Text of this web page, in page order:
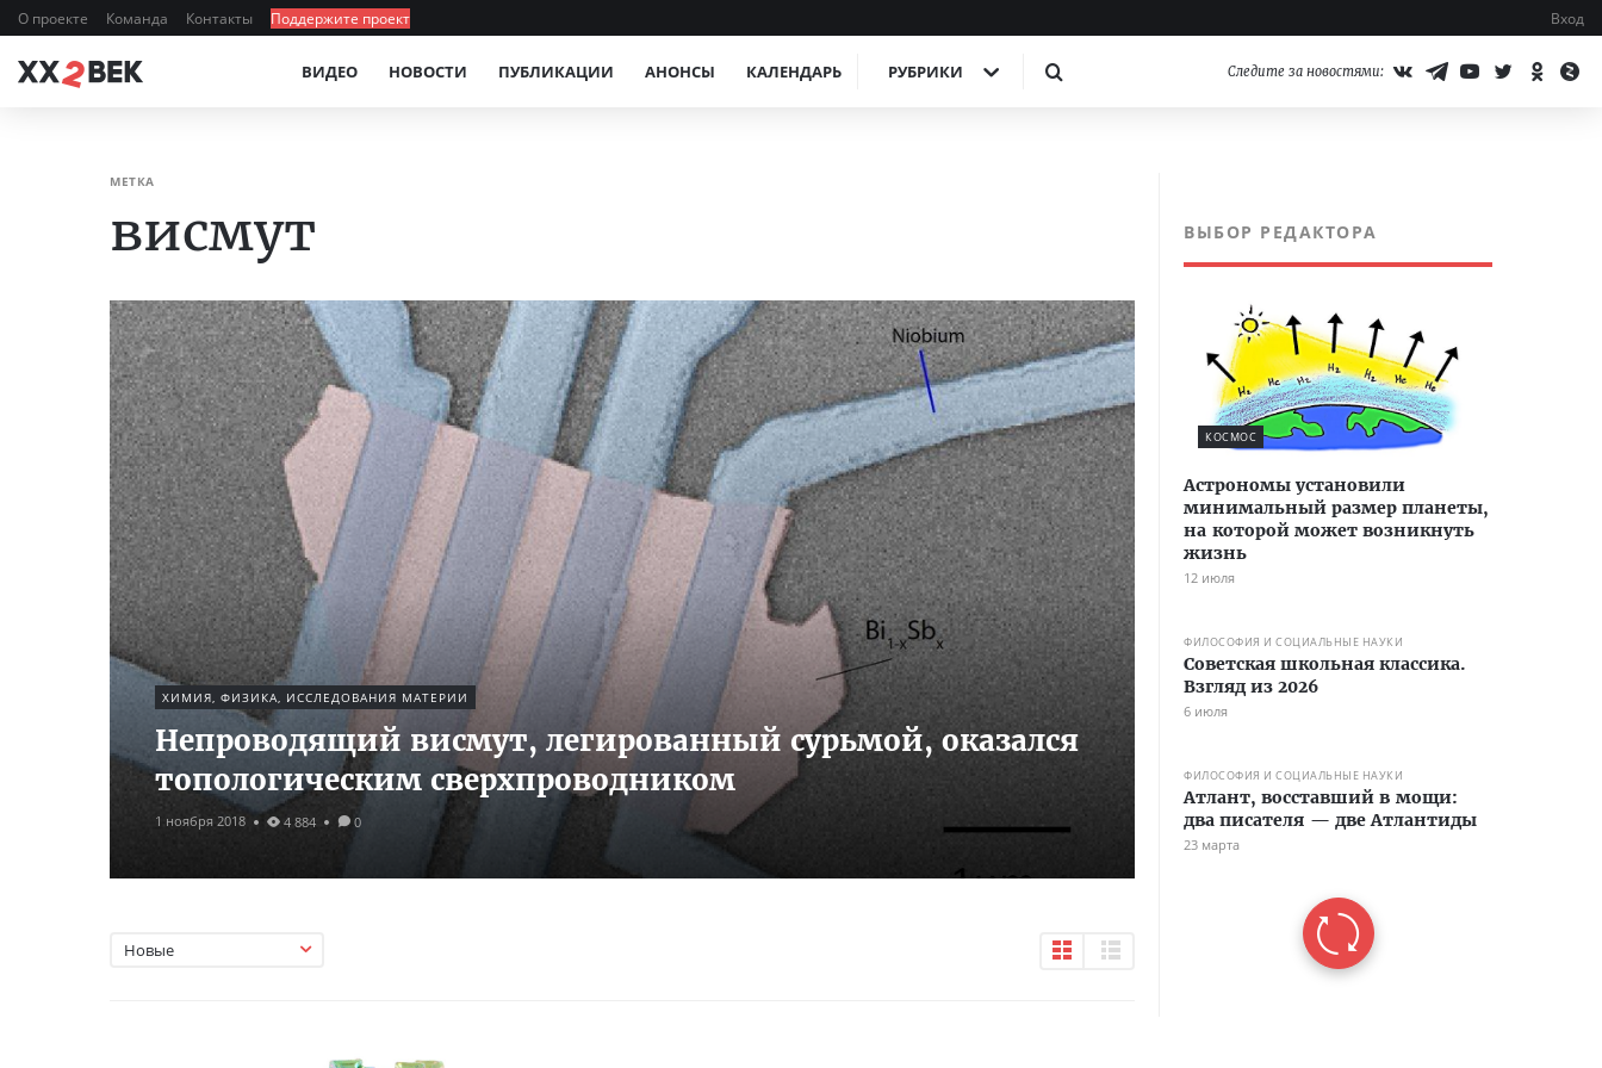
О проекте Команда Контакты Поддержите проект Вход
ВИДЕО НОВОСТИ ПУБЛИКАЦИИ АНОНСЫ КАЛЕНДАРЬ РУБРИКИ Следите за новостями:
МЕТКА
висмут
ХИМИЯ, ФИЗИКА, ИССЛЕДОВАНИЯ МАТЕРИИ
Непроводящий висмут, легированный сурьмой, оказался
топологическим сверхпроводником
1 ноября 2018 4 884 0
Новые
ВЫБОР РЕДАКТОРА
КОСМОС
Астрономы установили
минимальный размер планеты,
на которой может возникнуть
жизнь
12 июля
ФИЛОСОФИЯ И СОЦИАЛЬНЫЕ НАУКИ
Советская школьная классика.
Взгляд из 2026
6 июля
ФИЛОСОФИЯ И СОЦИАЛЬНЫЕ НАУКИ
Атлант, восставший в мощи:
два писателя — две Атлантиды
23 марта